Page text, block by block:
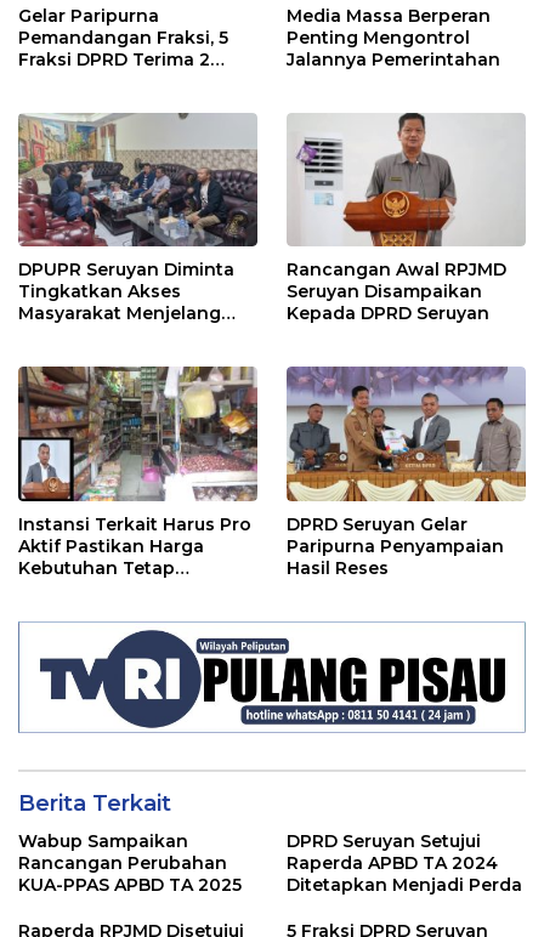
Gelar Paripurna
Pemandangan Fraksi, 5
Fraksi DPRD Terima 2
Media Massa Berperan
Penting Mengontrol
Jalannya Pemerintahan
DPUPR Seruyan Diminta
Tingkatkan Akses
Masyarakat Menjelang
Rancangan Awal RPJMD
Seruyan Disampaikan
Kepada DPRD Seruyan
Instansi Terkait Harus Pro
Aktif Pastikan Harga
Kebutuhan Tetap
DPRD Seruyan Gelar
Paripurna Penyampaian
Hasil Reses
Berita Terkait
Wabup Sampaikan
Rancangan Perubahan
KUA-PPAS APBD TA 2025
DPRD Seruyan Setujui
Raperda APBD TA 2024
Ditetapkan Menjadi Perda
Raperda RPJMD Disetujui 5 Fraksi DPRD Seruyan